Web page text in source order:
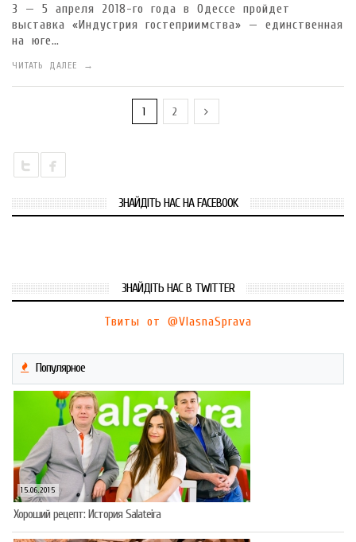
3 — 5 апреля 2018-го года в Одессе пройдет
выставка «Индустрия гостеприимства» — единственная
на юге…
ЧИТАТЬ ДАЛЕЕ →
1 2
ЗНАЙДІТЬ НАС НА FACEBOOK
ЗНАЙДІТЬ НАС В TWITTER
Твиты от @VlasnaSprava
Популярное
15.06.2015
Хороший рецепт: История Salateira